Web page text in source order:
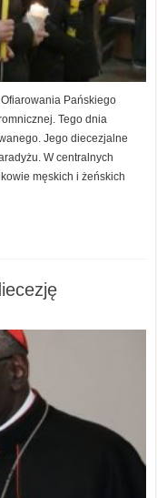
Pańskiego
Tego dnia
Jego diecezjalne
W centralnych
męskich i żeńskich